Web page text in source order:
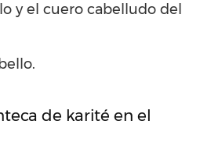
y el cuero cabelludo del
de karité en el